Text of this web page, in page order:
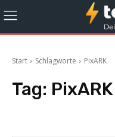
Start Schlagworte PixARK
Tag: PixARK